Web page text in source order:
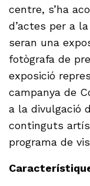
centre, s’ha
d’actes per a
seran una
fotògrafa de
exposició
campanya de
a la divulgació
continguts
programa de